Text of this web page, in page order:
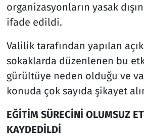
organizasyonların yasak
ifade edildi.
Valilik tarafından yapılan
sokaklarda düzenlenen bu
gürültüye neden olduğu ve
konuda çok sayıda şikayet
EĞİTİM SÜRECİNİ OLUMSUZ
KAYDEDİLDİ